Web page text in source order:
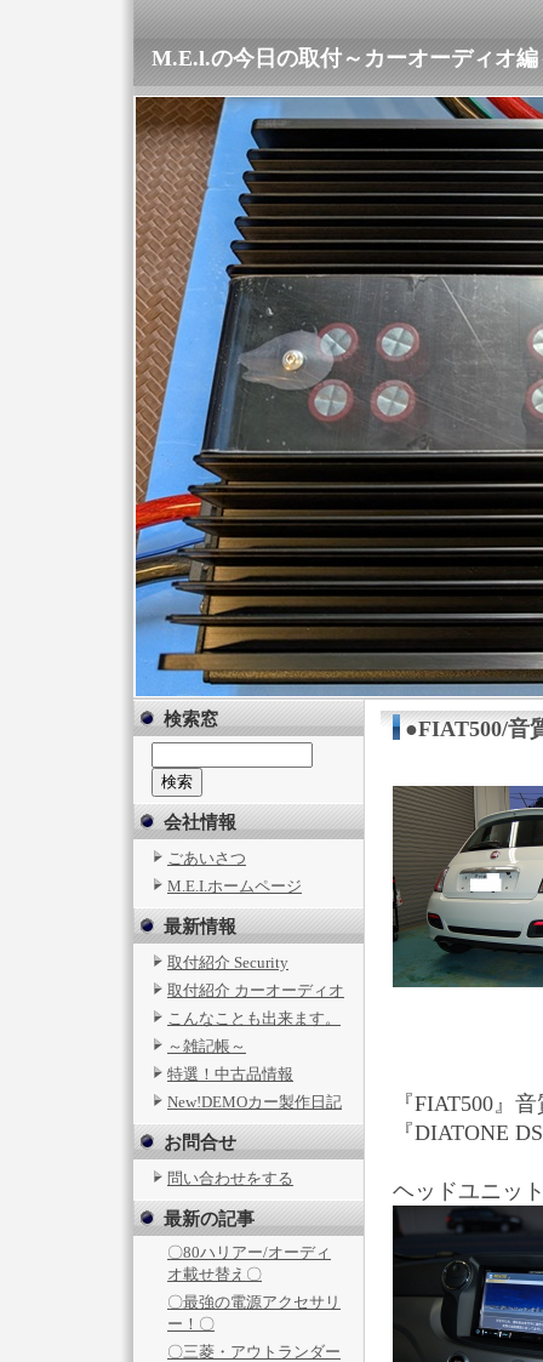
M.E.l.の今日の取付～カーオーディオ編
検索窓
会社情報
ごあいさつ
M.E.I.ホームページ
最新情報
取付紹介 Security
取付紹介 カーオーディオ
こんなことも出来ます。
～雑記帳～
特選！中古品情報
New!DEMOカー製作日記
お問合せ
問い合わせをする
最新の記事
〇80ハリアー/オーディ
オ載せ替え〇
〇最強の電源アクセサリ
ー！〇
〇三菱・アウトランダー
●FIAT500/音
『FIAT500』
『DIATONE
ヘッドユニッ